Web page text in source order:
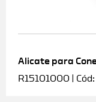
Alicate para
R15101000 |